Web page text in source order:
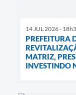
14 JUL 2026 -
PREFEITURA
MATRIZ,
INVESTINDO